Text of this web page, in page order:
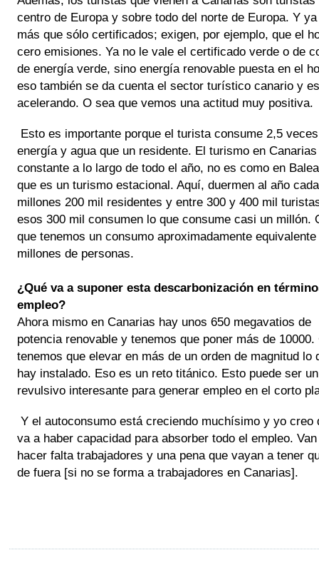
centro de Europa y sobre todo del norte de Europa. Y
más que sólo certificados; exigen, por ejemplo, que el
cero emisiones. Ya no le vale el certificado verde o de
de energía verde, sino energía renovable puesta en el
eso también se da cuenta el sector turístico canario y
acelerando. O sea que vemos una actitud muy positiva.
Esto es importante porque el turista consume 2,5
energía y agua que un residente. El turismo en
constante a lo largo de todo el año, no es como en
que es un turismo estacional. Aquí, duermen al año
millones 200 mil residentes y entre 300 y 400 mil
esos 300 mil consumen lo que consume casi un millón.
que tenemos un consumo aproximadamente equivalente
millones de personas.
¿Qué va a suponer esta descarbonización en
empleo?
Ahora mismo en Canarias hay unos 650 megavatios de
potencia renovable y tenemos que poner más de 10000.
tenemos que elevar en más de un orden de magnitud lo
hay instalado. Eso es un reto titánico. Esto puede ser un
revulsivo interesante para generar empleo en el corto
Y el autoconsumo está creciendo muchísimo y yo creo
va a haber capacidad para absorber todo el empleo. Van
hacer falta trabajadores y una pena que vayan a tener
de fuera [si no se forma a trabajadores en Canarias].